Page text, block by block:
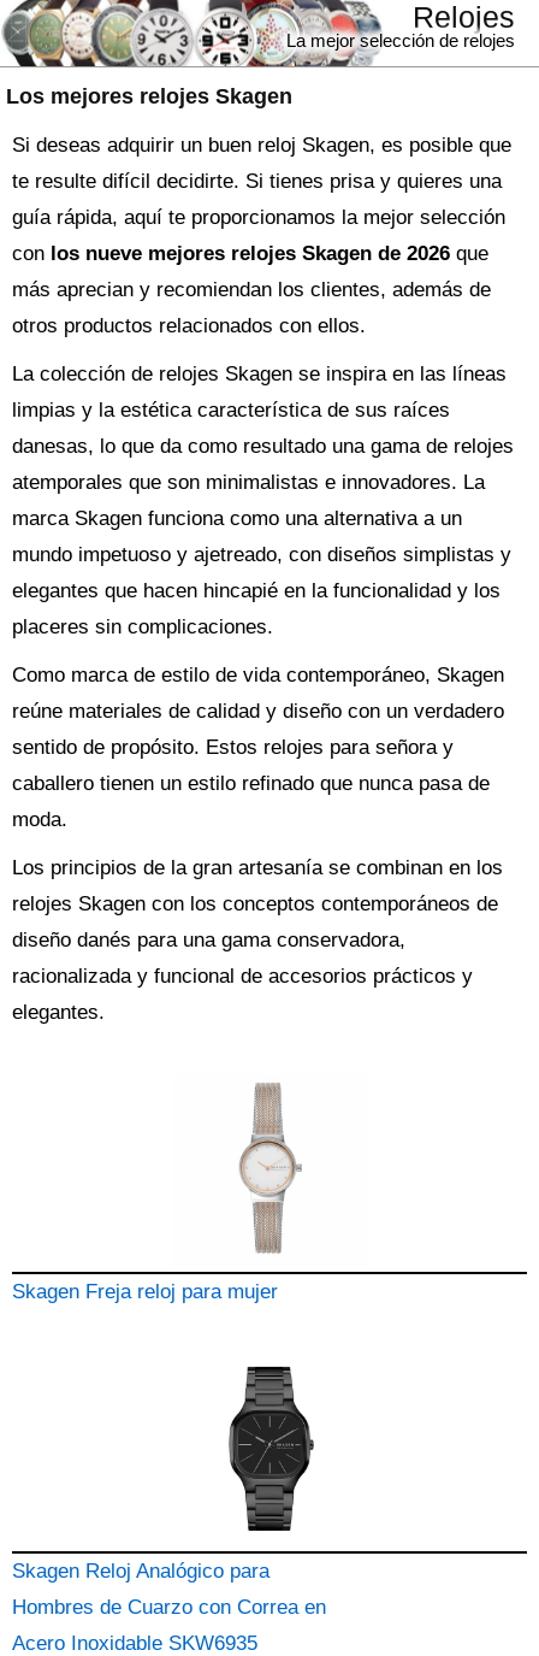
Los mejores relojes Skagen
Relojes
La mejor selección de relojes
Si deseas adquirir un buen reloj Skagen, es posible que
te resulte difícil decidirte. Si tienes prisa y quieres una
guía rápida, aquí te proporcionamos la mejor selección
con los nueve mejores relojes Skagen de 2026 que
más aprecian y recomiendan los clientes, además de
otros productos relacionados con ellos.
La colección de relojes Skagen se inspira en las líneas
limpias y la estética característica de sus raíces
danesas, lo que da como resultado una gama de relojes
atemporales que son minimalistas e innovadores. La
marca Skagen funciona como una alternativa a un
mundo impetuoso y ajetreado, con diseños simplistas y
elegantes que hacen hincapié en la funcionalidad y los
placeres sin complicaciones.
Como marca de estilo de vida contemporáneo, Skagen
reúne materiales de calidad y diseño con un verdadero
sentido de propósito. Estos relojes para señora y
caballero tienen un estilo refinado que nunca pasa de
moda.
Los principios de la gran artesanía se combinan en los
relojes Skagen con los conceptos contemporáneos de
diseño danés para una gama conservadora,
racionalizada y funcional de accesorios prácticos y
elegantes.
Skagen Freja reloj para mujer
Skagen Reloj Analógico para
Hombres de Cuarzo con Correa en
Acero Inoxidable SKW6935